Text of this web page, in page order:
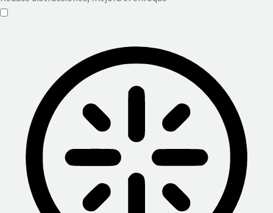
Modo de ceguera